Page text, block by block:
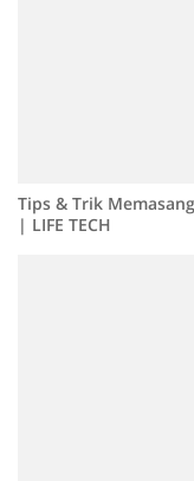
Tips & Trik
| LIFE TECH